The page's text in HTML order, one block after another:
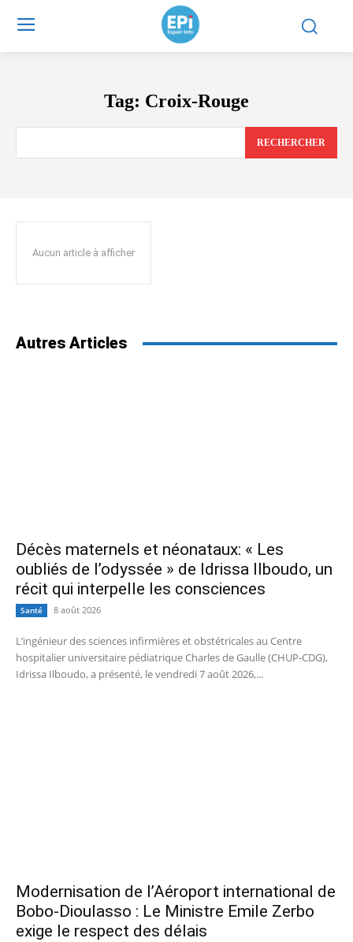
Tag: Croix-Rouge
RECHERCHER
Aucun article à afficher
Autres Articles
Décès maternels et néonataux: « Les
oubliés de l’odyssée » de Idrissa Ilboudo, un
récit qui interpelle les consciences
Santé 8 août 2026
L’ingénieur des sciences infirmières et obstétricales au Centre
hospitalier universitaire pédiatrique Charles de Gaulle (CHUP-CDG),
Idrissa Ilboudo, a présenté, le vendredi 7 août 2026,...
Modernisation de l’Aéroport international de
Bobo-Dioulasso : Le Ministre Emile Zerbo
exige le respect des délais